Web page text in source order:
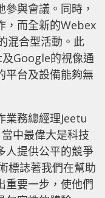
與會議。同時，
，而全新的Webex
混合型活動。此
Google的視像通
平台及設備能夠無
業務總經理Jeetu
中最偉大是科技
人提供公平的競爭
標誌著我們在幫助
重要一步，使他們